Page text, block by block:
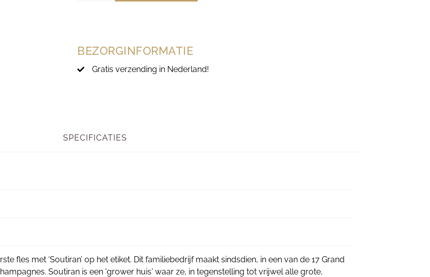
BEZORGINFORMATIE
Gratis verzending in Nederland!
SPECIFICATIES
fles met ‘Soutiran’ op het etiket. Dit familiebedrijf maakt sindsdien, in een van de 17 Grand
Soutiran is een 'grower huis' waar ze, in tegenstelling tot vrijwel alle grote,